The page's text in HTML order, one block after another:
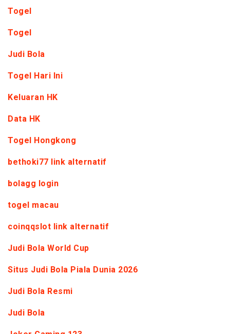
Togel
Togel
Judi Bola
Togel Hari Ini
Keluaran HK
Data HK
Togel Hongkong
bethoki77 link alternatif
bolagg login
togel macau
coinqqslot link alternatif
Judi Bola World Cup
Situs Judi Bola Piala Dunia 2026
Judi Bola Resmi
Judi Bola